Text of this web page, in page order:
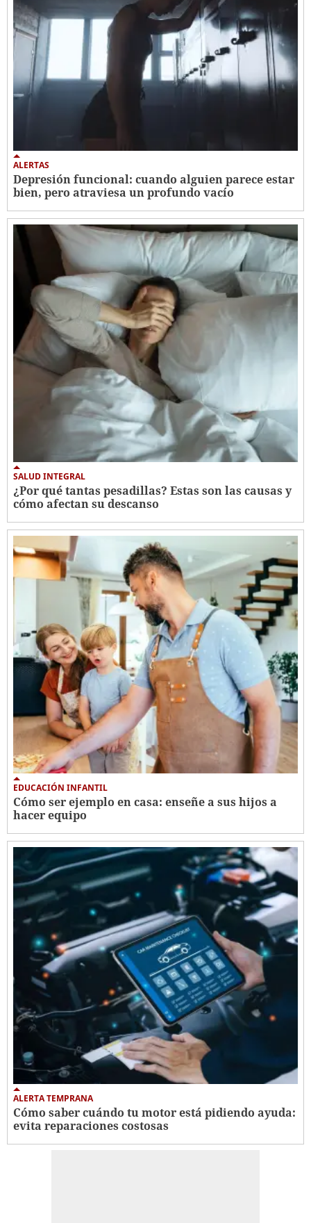
ALERTAS
Depresión funcional: cuando alguien parece estar
bien, pero atraviesa un profundo vacío
SALUD INTEGRAL
¿Por qué tantas pesadillas? Estas son las causas y
cómo afectan su descanso
EDUCACIÓN INFANTIL
Cómo ser ejemplo en casa: enseñe a sus hijos a
hacer equipo
ALERTA TEMPRANA
Cómo saber cuándo tu motor está pidiendo ayuda:
evita reparaciones costosas